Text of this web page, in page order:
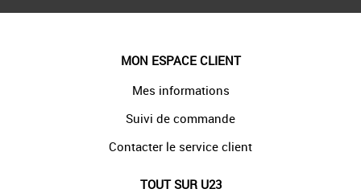
MON ESPACE CLIENT
Mes informations
Suivi de commande
Contacter le service client
TOUT SUR U23